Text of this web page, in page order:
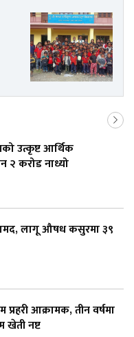
उत्कृष्ट आर्थिक
२ करोड नाध्यो
लागू औषध कसुरमा ३९
आक्रामक, तीन वर्षमा
खेती नष्ट